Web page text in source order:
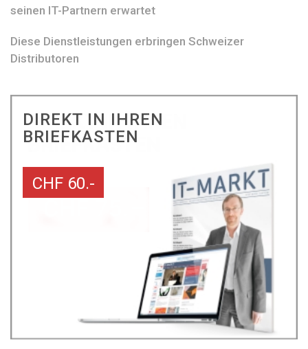
seinen IT-Partnern erwartet
Diese Dienstleistungen erbringen Schweizer
Distributoren
DIREKT IN IHREN
BRIEFKASTEN
CHF 60.-